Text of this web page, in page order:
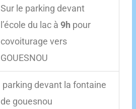
Sur le parking devant
l’école du lac à9h pour
covoiturage vers
GOUESNOU
parking devant la fontaine
de gouesnou